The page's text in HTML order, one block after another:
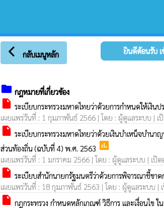
arrow_back_ios กลับเมนูหลัก ยินดีต้อนรับ เข้า
folder กฎหมายที่เกี่ยวข้อง
insert_drive_file ระเบียบกระทรวงมหาดไทยว่าด้วยการกำหนดให้เงิ
เผยแพร่วันที่ : 1 กุมภาพันธ์ 2566 | โดย : ผู้ดูแลระบบ | เ
insert_drive_file ระเบียบกระทรวงมหาดไทยว่าด้วยเงินบำเหน็จบำน
ส่วนท้องถิ่น (ฉบับที่ 4) พ.ศ. 2563 poll
เผยแพร่วันที่ : 1 มกราคม 2566 | โดย : ผู้ดูแลระบบ | เปิ
insert_drive_file ระเบียบสำนักนายกรัฐมนตรีว่าด้วยการพิจารณาชี้ขา
เผยแพร่วันที่ : 18 กุมภาพันธ์ 2563 | โดย : ผู้ดูแลระบบ |
insert_drive_file กฎกระทรวง กำหนดหลักเกณฑ์ วิธีการ และเงื่อนไข